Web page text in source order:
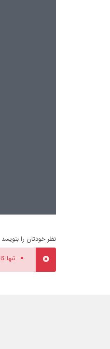
نظر خودتان را بنویسد
تنها